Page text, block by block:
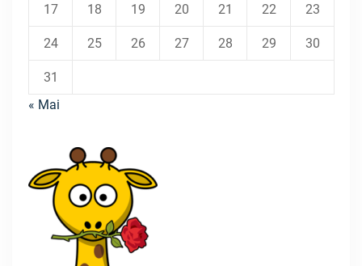
17 18 19 20 21 22 23
24 25 26 27 28 29 30
31
« Mai